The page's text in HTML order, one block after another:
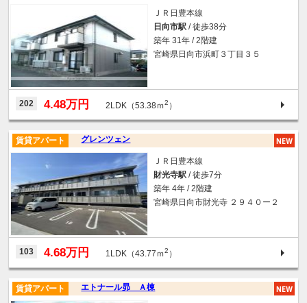
ＪＲ日豊本線
日向市駅 / 徒歩38分
築年 31年 / 2階建
宮崎県日向市浜町３丁目３５
202 4.48万円 2LDK（53.38ｍ2 ）
グレンツェン
賃貸アパート
ＪＲ日豊本線
財光寺駅 / 徒歩7分
築年 4年 / 2階建
宮崎県日向市財光寺 ２９４０ー２
103 4.68万円 1LDK（43.77ｍ2 ）
エトナール昴 Ａ棟
賃貸アパート